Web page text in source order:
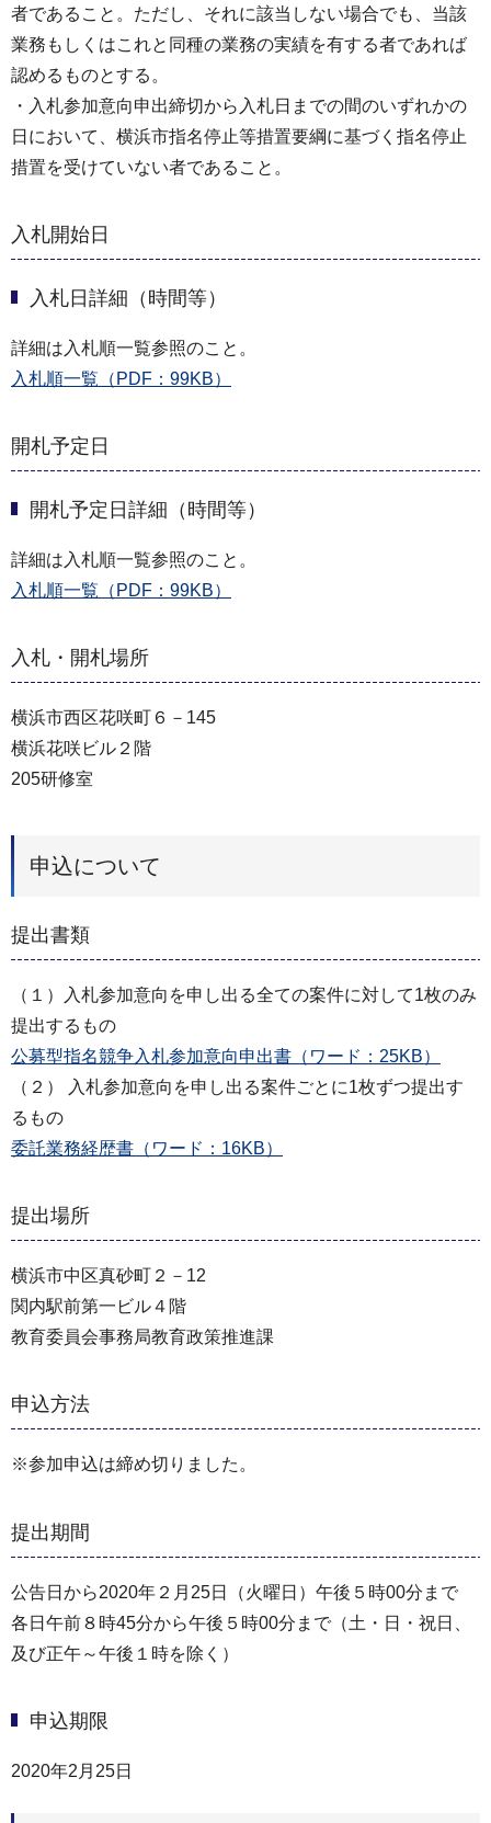
者であること。ただし、それに該当しない場合でも、当該
業務もしくはこれと同種の業務の実績を有する者であれば
認めるものとする。
・入札参加意向申出締切から入札日までの間のいずれかの
日において、横浜市指名停止等措置要綱に基づく指名停止
措置を受けていない者であること。
入札開始日
入札日詳細（時間等）
詳細は入札順一覧参照のこと。
入札順一覧（PDF：99KB）
開札予定日
開札予定日詳細（時間等）
詳細は入札順一覧参照のこと。
入札順一覧（PDF：99KB）
入札・開札場所
横浜市西区花咲町６－145
横浜花咲ビル２階
205研修室
申込について
提出書類
（１）入札参加意向を申し出る全ての案件に対して1枚のみ
提出するもの
公募型指名競争入札参加意向申出書（ワード：25KB）
（２） 入札参加意向を申し出る案件ごとに1枚ずつ提出す
るもの
委託業務経歴書（ワード：16KB）
提出場所
横浜市中区真砂町２－12
関内駅前第一ビル４階
教育委員会事務局教育政策推進課
申込方法
※参加申込は締め切りました。
提出期間
公告日から2020年２月25日（火曜日）午後５時00分まで
各日午前８時45分から午後５時00分まで（土・日・祝日、
及び正午～午後１時を除く）
申込期限
2020年2月25日